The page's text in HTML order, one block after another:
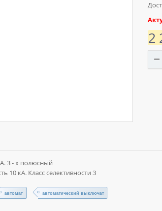
2
3 - х полюсный
10 кА. Класс селективности 3
автомат автоматический выключат